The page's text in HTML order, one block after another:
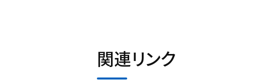
関連リンク